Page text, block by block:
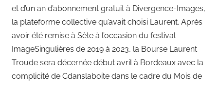
et d’un an d’abonnement gratuit à Divergence-Images,
la plateforme collective qu’avait choisi Laurent. Après
avoir été remise à Sète à l’occasion du festival
ImageSingulières de 2019 à 2023, la Bourse Laurent
Troude sera décernée début avril à Bordeaux avec la
complicité de Cdanslaboite dans le cadre du Mois de